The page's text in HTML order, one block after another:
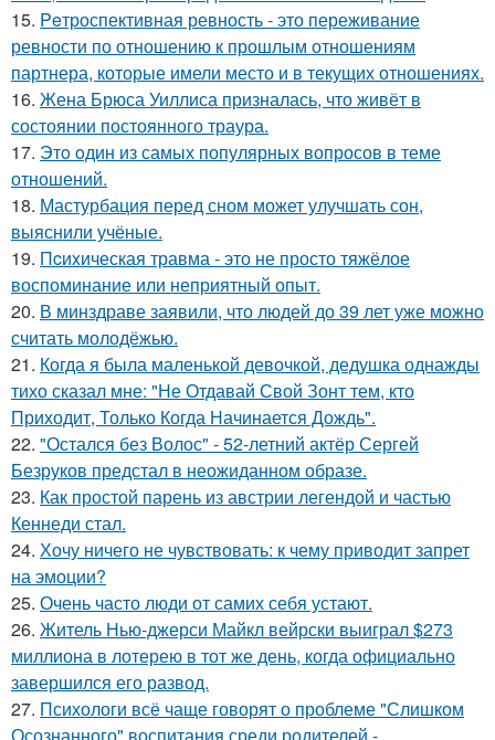
15. Peтроспективная ревность - это переживание
ревности по отношению к прошлым отношениям
партнера, которые имели место и в текущих отношениях.
16. Жена Брюса Уиллиса призналась, что живёт в
состоянии постоянного траура.
17. Этo oдин из самых популярных вопросов в теме
отношений.
18. Мастурбация перед сном может улучшать сон,
выяснили учёные.
19. Пcиxическая травма - это не просто тяжёлое
воспоминание или неприятный опыт.
20. В минздраве заявили, что людей до 39 лет уже можно
считать молодёжью.
21. Когда я была маленькой девочкой, дедушка однажды
тихо сказал мне: "Не Отдавай Свой Зонт тем, кто
Приходит, Только Когда Начинается Дождь".
22. "Остался без Волос" - 52-летний актёр Сергей
Безруков предстал в неожиданном образе.
23. Как простой парень из австрии легендой и частью
Кеннеди стал.
24. Хочу ничего не чувствовать: к чему приводит запрет
на эмоции?
25. Очень часто люди от самих себя устают.
26. Житель Нью-джерси Майкл вейрски выиграл $273
миллиона в лотерею в тот же день, когда официально
завершился его развод.
27. Психологи всё чаще говорят о проблеме "Слишком